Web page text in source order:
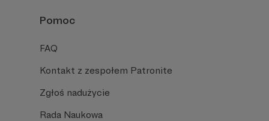
Pomoc
FAQ
Kontakt z zespołem Patronite
Zgłoś nadużycie
Rada Naukowa